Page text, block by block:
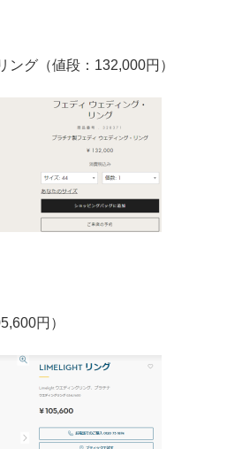
グ（値段：132,000円）
円）